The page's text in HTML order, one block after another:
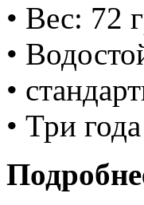
• Вес: 72
•
•
• Три